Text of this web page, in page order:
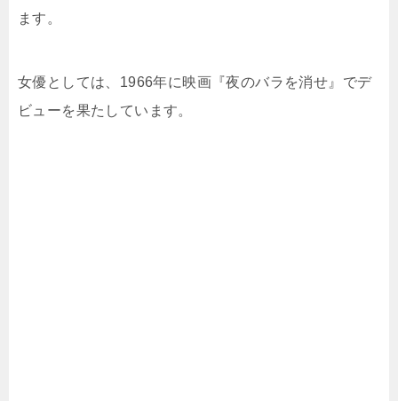
ます。
女優としては、1966年に映画『夜のバラを消せ』でデ
ビューを果たしています。